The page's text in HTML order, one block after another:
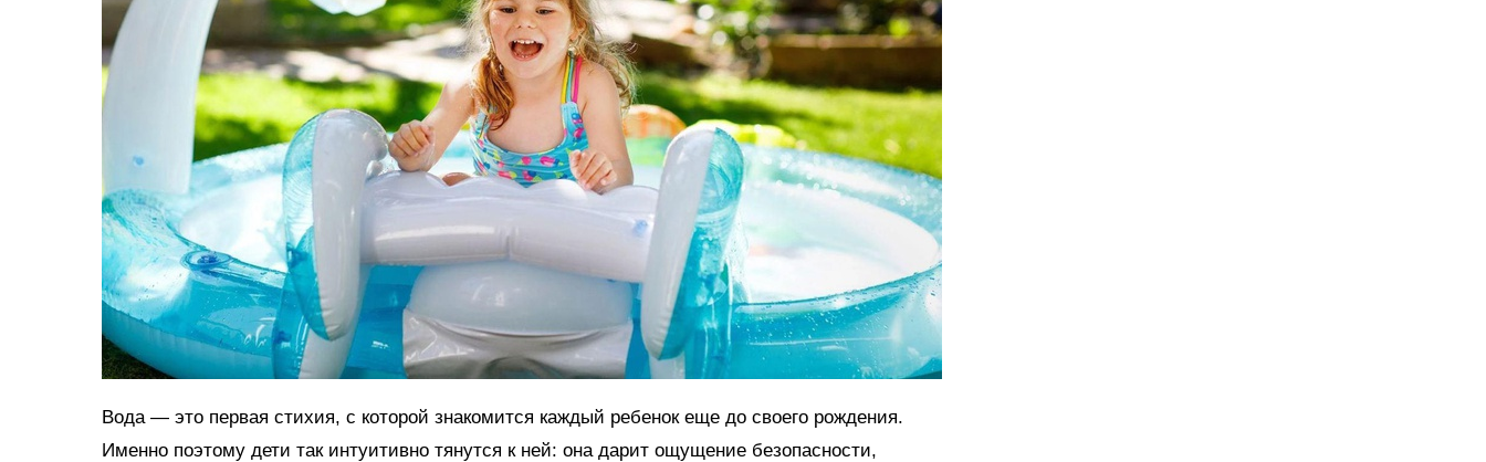
Вода — это первая стихия, с которой знакомится каждый ребенок еще до своего рождения.
Именно поэтому дети так интуитивно тянутся к ней: она дарит ощущение безопасности,